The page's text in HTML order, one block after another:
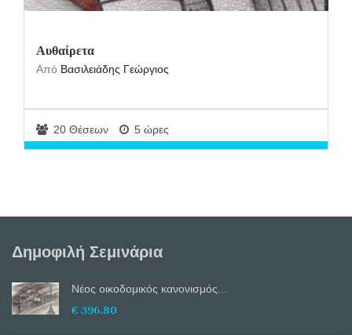
Αυθαίρετα
Από Βασιλειάδης Γεώργιος
20 Θέσεων 5 ώρες
ΔΕΙΤΕ ΠΕΡΙΣΣΟΤΕΡΑ
Δημοφιλή Σεμινάρια
Nέος οικοδομικός κανονισμός...
€ 396,80